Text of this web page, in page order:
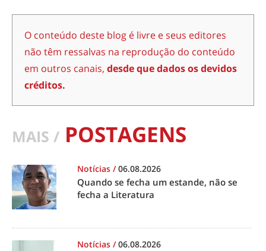
O conteúdo deste blog é livre e seus editores
não têm ressalvas na reprodução do conteúdo
em outros canais, desde que dados os devidos
créditos.
MAIS / POSTAGENS
Notícias /06.08.2026
Quando se fecha um estande, não se
fecha a Literatura
Notícias /06.08.2026